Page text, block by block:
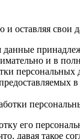
оставляя свои
данные
и в
его
давая такое